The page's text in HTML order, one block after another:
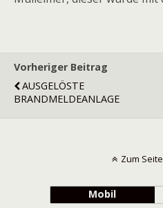
Vorheriger Beitrag
AUSGELÖSTE
BRANDMELDEANLAGE
Zum
Mobil